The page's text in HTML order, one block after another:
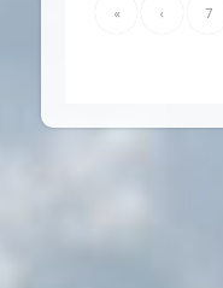
« ‹ 7